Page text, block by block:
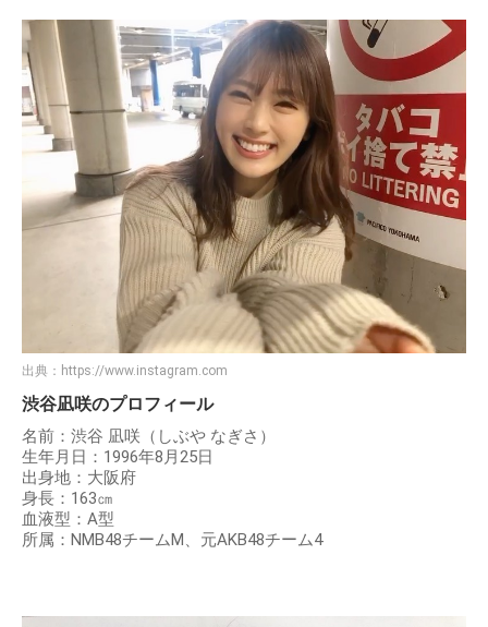
出典： https://www.instagram.com
渋谷凪咲のプロフィール
名前：渋谷 凪咲（しぶや なぎさ）
生年月日：1996年8月25日
出身地：大阪府
身長：163㎝
血液型：A型
所属：NMB48チームM、元AKB48チーム4